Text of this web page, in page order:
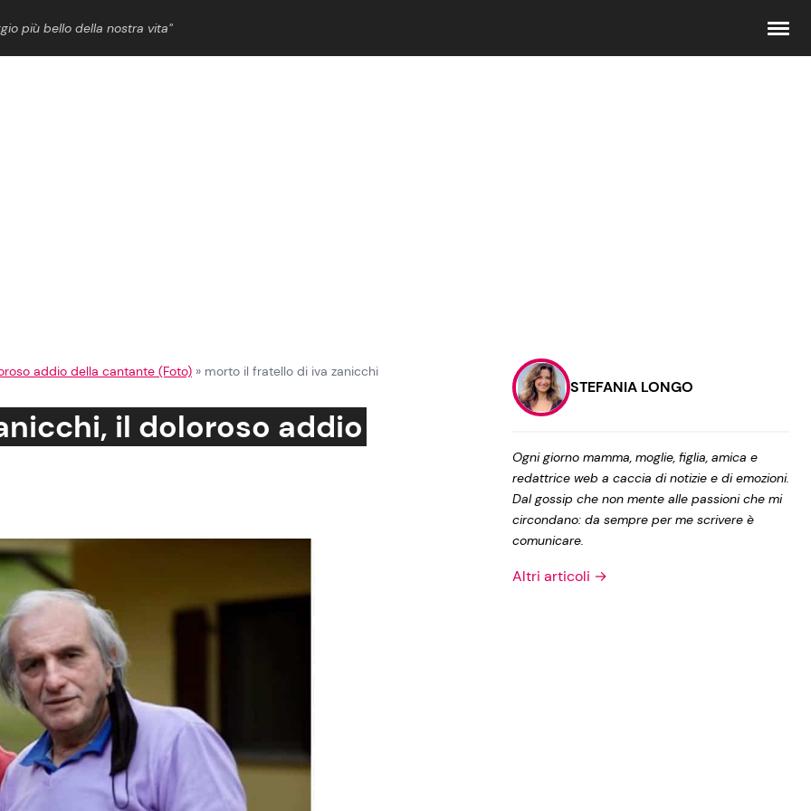
più bello della nostra vita”
Dolci
Ricette Facili e Veloci
Ricette Feste
Ricette per Bambini
Contattaci
Pubblicità
Privacy Policy
addio della cantante (Foto) » morto il fratello di iva zanicchi
il doloroso addio
STEFANIA LONGO
Ogni giorno mamma, moglie, figlia, amica e
redattrice web a caccia di notizie e di emozioni.
Dal gossip che non mente alle passioni che mi
circondano: da sempre per me scrivere è
comunicare.
Altri articoli →